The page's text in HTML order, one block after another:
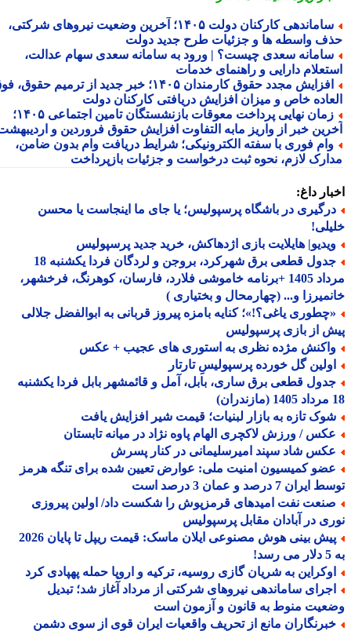
ساماندهی کارکنان دولت ۱۴۰۵؛ آخرین وضعیت نیروهای شرکتی،
واسطه ها و جزئیات طرح جدید دولت
سعدی چیست؟ | ورود به سامانه سعدی سهام عدالت،
دارایی و راهنمای خدمات
افزایش مجدد حقوق کارمندان ۱۴۰۵؛ خبر جدید از ترمیم حقوق، فوق
خاص و میزان افزایش دریافتی کارکنان دولت
زمان نهایی پرداخت معوقات بازنشستگان تامین اجتماعی ۱۴۰۵؛
خبر از واریز مابه التفاوت افزایش حقوق فروردین و اردیبهشت
فوری با سفته الکترونیکی؛ شرایط دریافت وام بدون ضامن،
لازم، نحوه ثبت درخواست و جزئیات بازپرداخت
داغ:
در باشگاه پرسپولیس؛ یا جای ما اینجاست یا محسن
هایلایت بازی اژدهاکش، خرید جدید پرسپولیس
جدول قطعی برق شهرکرد، بروجن و لردگان فردا یکشنبه 18
مرداد 1405 +برنامه خاموشی فلارد، فارسان، کوهرنگ، فرخشهر،
و... (چهارمحال و بختیاری )
یاغی؟!»؛ کنایه بامزه پیروز قربانی به ابوالفضل جلالی
از بازی پرسپولیس
مژده نظری به استوری های عجیب + عکس
گل خورده پرسپولیسِ تارتار
قطعی برق ساری، بابل، آمل و قائمشهر بابل فردا یکشنبه
تازه به بازار لبنیات؛ قیمت شیر افزایش یافت
/ ورزش لاکچری الهام پاوه نژاد در میانه تابستان
شاد سپند امیرسلیمانی در کنار پسرش
کمیسیون امنیت ملی: عوارض تعیین شده برای تنگه هرمز
7 درصد و عمان 3 درصد است
نفت امیدهای قرمزپوش را شکست داد/ اولین پیروزی
در آبادان مقابل پرسپولیس
پیش بینی هوش مصنوعی ایلان ماسک: قیمت ریپل تا پایان 2026
به شریان گازی روسیه، ترکیه و اروپا حمله پهپادی کرد
ساماندهی نیروهای شرکتی از مرداد آغاز شد؛ تبدیل
منوط به قانون و آزمون است
مانع از تحریف واقعیات ایران قوی از سوی دشمن